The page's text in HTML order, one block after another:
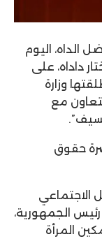
الداه، اليوم
داداه، على
وزارة
مع
حقوق
الاجتماعي
رئيس الجمهورية،
المرأة